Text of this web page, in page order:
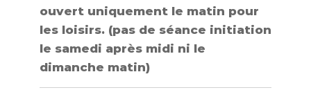
ouvert uniquement le matin pour
les loisirs. (pas de séance initiation
le samedi après midi ni le
dimanche matin)